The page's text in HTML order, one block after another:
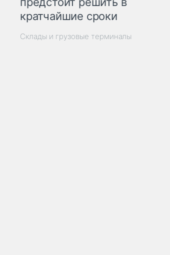
кратчайшие сроки
Склады и грузовые терминалы